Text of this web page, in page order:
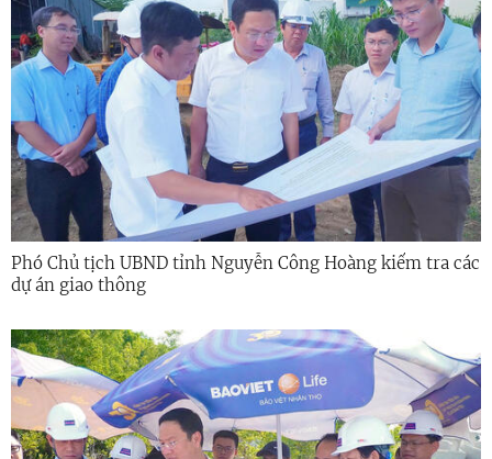
Phó Chủ tịch UBND tỉnh Nguyễn Công Hoàng kiểm tra các
dự án giao thông